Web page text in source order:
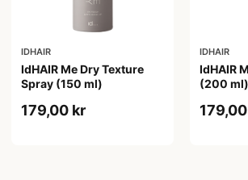
IDHAIR
IdHAIR Me Dry Texture
Spray (150 ml)
179,00 kr
IDHAIR
IdHAIR
(200 ml)